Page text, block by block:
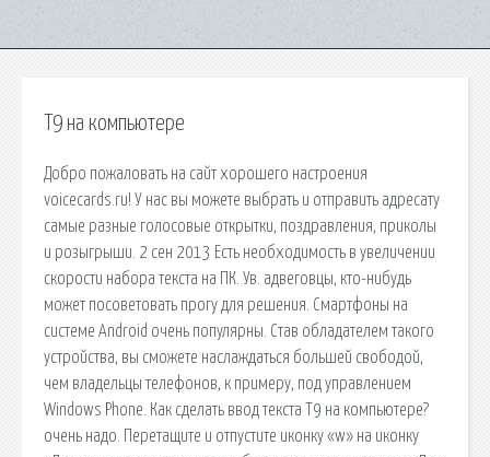
Т9 на компьютере
Добро пожаловать на сайт хорошего настроения
voicecards.ru! У нас вы можете выбрать и отправить адресату
самые разные голосовые открытки, поздравления, приколы
и розыгрыши. 2 сен 2013 Есть необходимость в увеличении
скорости набора текста на ПК. Ув. адвеговцы, кто-нибудь
может посоветовать прогу для решения. Смартфоны на
системе Android очень популярны. Став обладателем такого
устройства, вы сможете наслаждаться большей свободой,
чем владельцы телефонов, к примеру, под управлением
Windows Phone. Как сделать ввод текста Т9 на компьютере?
очень надо. Перетащите и отпустите иконку «w» на иконку